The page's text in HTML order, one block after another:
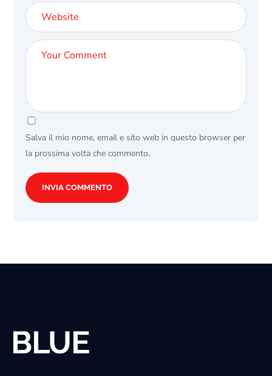
Salva il mio nome, email e sito web in questo browser per
la prossima volta che commento.